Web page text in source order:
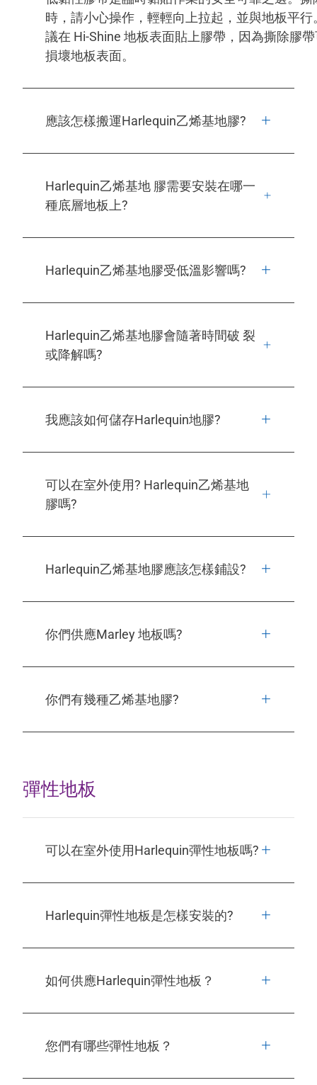
時，請小心操作，輕輕向上拉起，並與地板平行
議在 Hi-Shine 地板表面貼上膠帶，因為撕除膠
損壞地板表面。
應該怎樣搬運Harlequin乙烯基地膠?
Harlequin乙烯基地 膠需要安裝在哪一
種底層地板上?
Harlequin乙烯基地膠受低溫影響嗎?
Harlequin乙烯基地膠會隨著時間破 裂
或降解嗎?
我應該如何儲存Harlequin地膠?
可以在室外使用? Harlequin乙烯基地
膠嗎?
Harlequin乙烯基地膠應該怎樣鋪設?
你們供應Marley 地板嗎?
你們有幾種乙烯基地膠?
彈性地板
可以在室外使用Harlequin彈性地板嗎?
Harlequin彈性地板是怎樣安裝的?
如何供應Harlequin彈性地板？
您們有哪些彈性地板？